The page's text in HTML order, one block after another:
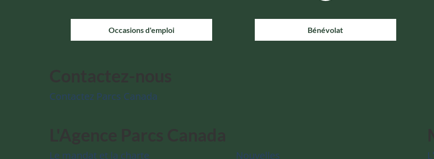
Occasions d'emploi Bénévolat
Contactez Parcs Canada
Le mandat et la charte
Nouvelles